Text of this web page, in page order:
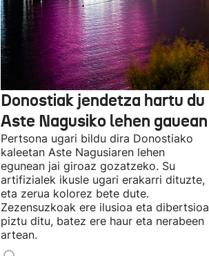
Donostiak jendetza hartu du
Aste Nagusiko lehen gauean
Pertsona ugari bildu dira Donostiako
kaleetan Aste Nagusiaren lehen
egunean jai giroaz gozatzeko. Su
artifizialek ikusle ugari erakarri dituzte,
eta zerua kolorez bete dute.
Zezensuzkoak ere ilusioa eta dibertsioa
piztu ditu, batez ere haur eta nerabeen
artean.